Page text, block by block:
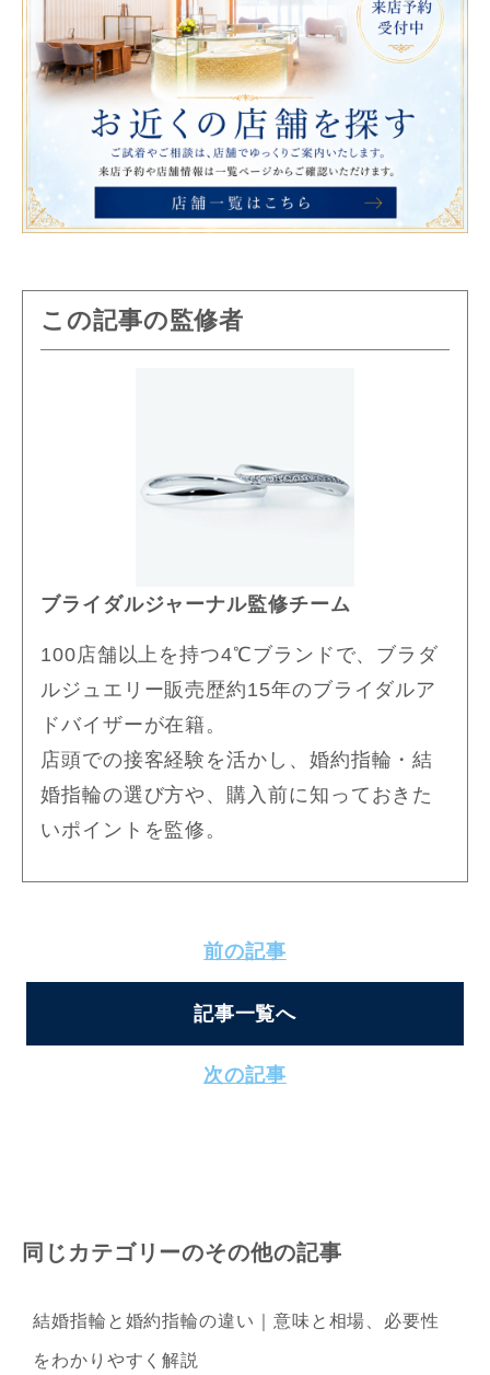
この記事の監修者
ブライダルジャーナル監修チーム
100店舗以上を持つ4℃ブランドで、ブラダ
ルジュエリー販売歴約15年のブライダルア
ドバイザーが在籍。
店頭での接客経験を活かし、婚約指輪・結
婚指輪の選び方や、購入前に知っておきた
いポイントを監修。
前の記事
記事一覧へ
次の記事
同じカテゴリーのその他の記事
結婚指輪と婚約指輪の違い｜意味と相場、必要性
をわかりやすく解説